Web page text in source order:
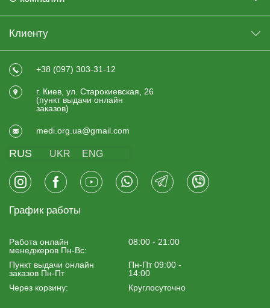
Клиенту
+38 (097) 303-31-12
г. Киев, ул. Старокиевская, 26
(пункт выдачи онлайн
заказов)
medi.org.ua@gmail.com
RUS UKR ENG
График работы
Работа онлайн
менеджеров Пн-Вс:
08:00 - 21:00
Пункт выдачи онлайн
заказов Пн-Пт
Пн-Пт 09:00 -
14:00
Через корзину:
Круглосуточно